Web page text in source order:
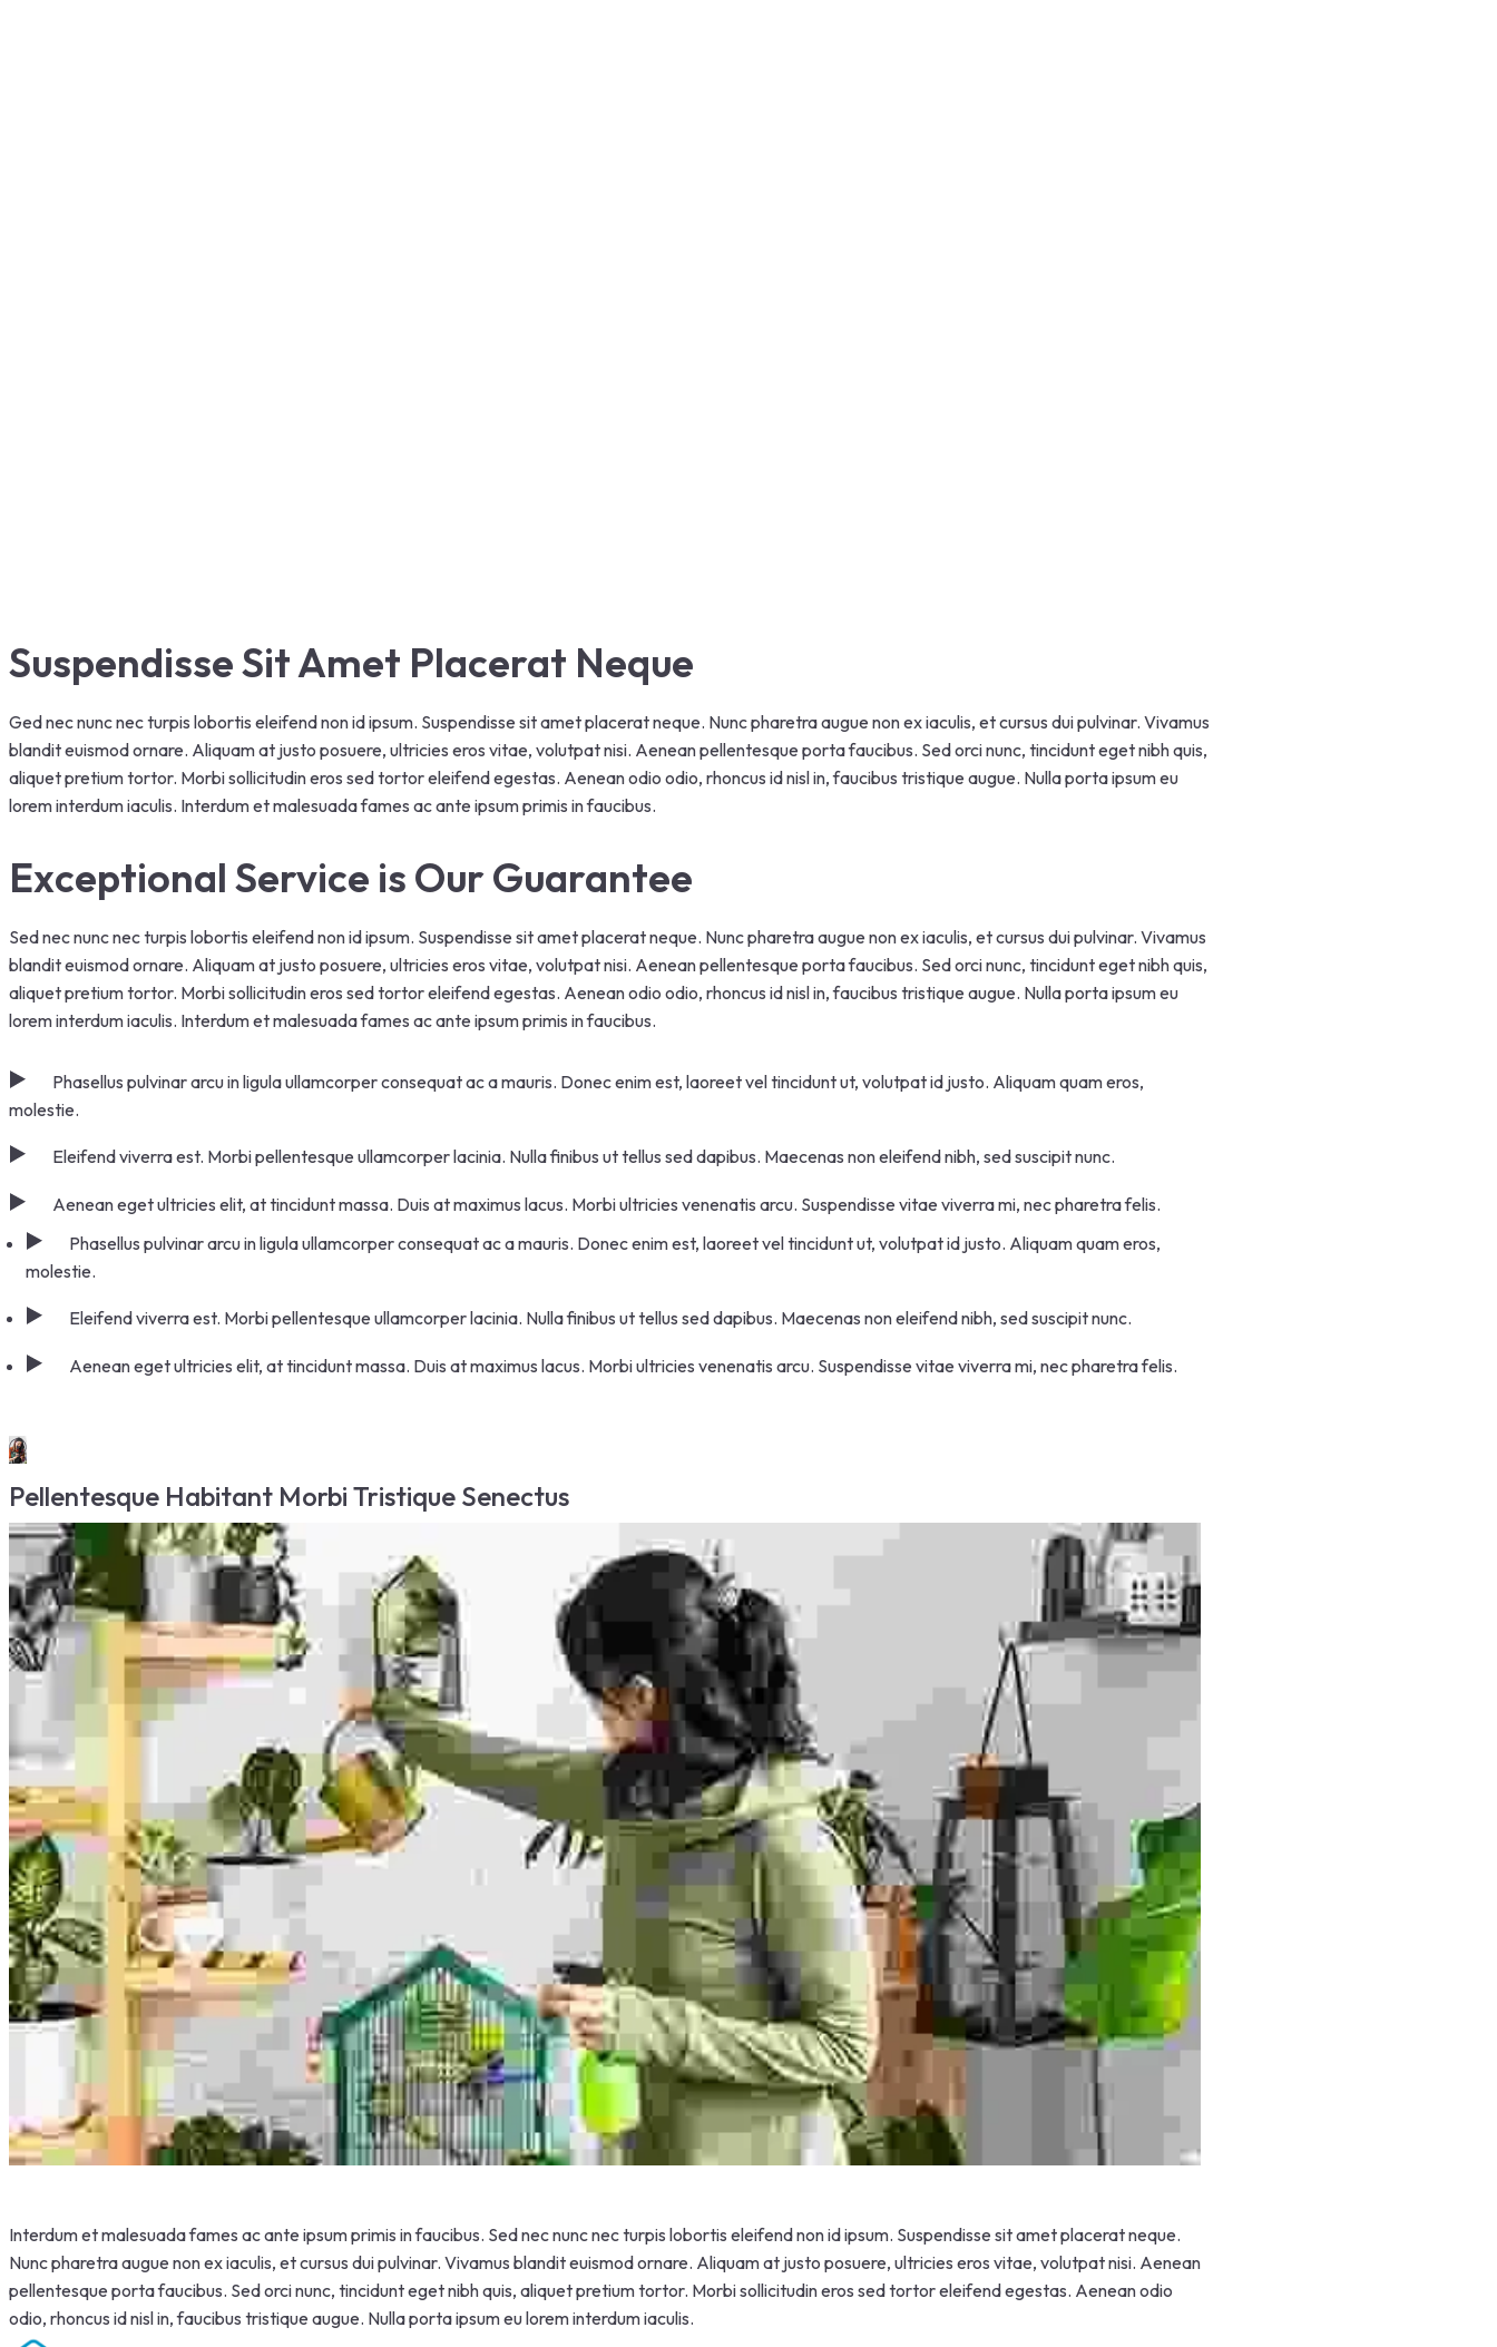
Suspendisse Sit Amet Placerat Neque
Ged nec nunc nec turpis lobortis eleifend non id ipsum. Suspendisse sit amet placerat neque. Nunc pharetra augue non ex iaculis, et cursus dui pulvinar. Vivamus
blandit euismod ornare. Aliquam at justo posuere, ultricies eros vitae, volutpat nisi. Aenean pellentesque porta faucibus. Sed orci nunc, tincidunt eget nibh quis,
aliquet pretium tortor. Morbi sollicitudin eros sed tortor eleifend egestas. Aenean odio odio, rhoncus id nisl in, faucibus tristique augue. Nulla porta ipsum eu
lorem interdum iaculis. Interdum et malesuada fames ac ante ipsum primis in faucibus.
Exceptional Service is Our Guarantee
Sed nec nunc nec turpis lobortis eleifend non id ipsum. Suspendisse sit amet placerat neque. Nunc pharetra augue non ex iaculis, et cursus dui pulvinar. Vivamus
blandit euismod ornare. Aliquam at justo posuere, ultricies eros vitae, volutpat nisi. Aenean pellentesque porta faucibus. Sed orci nunc, tincidunt eget nibh quis,
aliquet pretium tortor. Morbi sollicitudin eros sed tortor eleifend egestas. Aenean odio odio, rhoncus id nisl in, faucibus tristique augue. Nulla porta ipsum eu
lorem interdum iaculis. Interdum et malesuada fames ac ante ipsum primis in faucibus.
Phasellus pulvinar arcu in ligula ullamcorper consequat ac a mauris. Donec enim est, laoreet vel tincidunt ut, volutpat id justo. Aliquam quam eros,
molestie.
Eleifend viverra est. Morbi pellentesque ullamcorper lacinia. Nulla finibus ut tellus sed dapibus. Maecenas non eleifend nibh, sed suscipit nunc.
Aenean eget ultricies elit, at tincidunt massa. Duis at maximus lacus. Morbi ultricies venenatis arcu. Suspendisse vitae viverra mi, nec pharetra felis.
Phasellus pulvinar arcu in ligula ullamcorper consequat ac a mauris. Donec enim est, laoreet vel tincidunt ut, volutpat id justo. Aliquam quam eros,
molestie.
Eleifend viverra est. Morbi pellentesque ullamcorper lacinia. Nulla finibus ut tellus sed dapibus. Maecenas non eleifend nibh, sed suscipit nunc.
Aenean eget ultricies elit, at tincidunt massa. Duis at maximus lacus. Morbi ultricies venenatis arcu. Suspendisse vitae viverra mi, nec pharetra felis.
Pellentesque Habitant Morbi Tristique Senectus
Interdum et malesuada fames ac ante ipsum primis in faucibus. Sed nec nunc nec turpis lobortis eleifend non id ipsum. Suspendisse sit amet placerat neque.
Nunc pharetra augue non ex iaculis, et cursus dui pulvinar. Vivamus blandit euismod ornare. Aliquam at justo posuere, ultricies eros vitae, volutpat nisi. Aenean
pellentesque porta faucibus. Sed orci nunc, tincidunt eget nibh quis, aliquet pretium tortor. Morbi sollicitudin eros sed tortor eleifend egestas. Aenean odio
odio, rhoncus id nisl in, faucibus tristique augue. Nulla porta ipsum eu lorem interdum iaculis.